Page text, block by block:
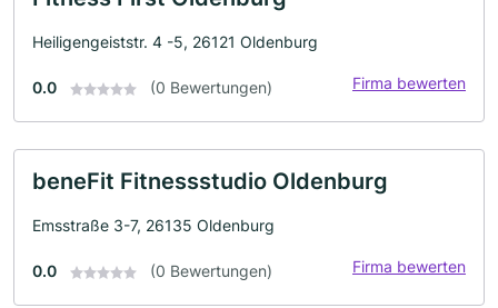
Heiligengeiststr. 4 -5, 26121 Oldenburg
0.0 (0 Bewertungen) Firma bewerten
beneFit Fitnessstudio Oldenburg
Emsstraße 3-7, 26135 Oldenburg
0.0 (0 Bewertungen) Firma bewerten